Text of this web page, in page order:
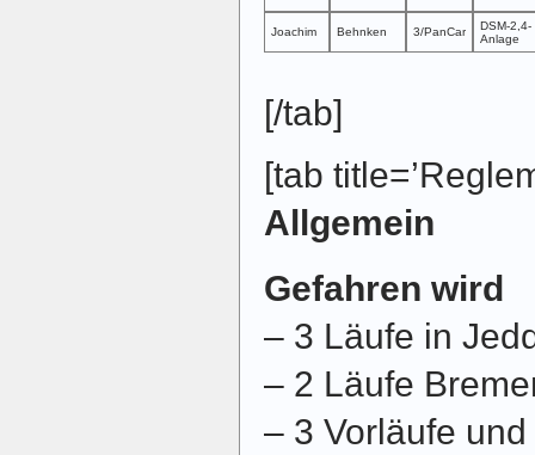
Joachim Behnken 3/PanCar
DSM-2,4-
Anlage
[/tab]
[tab
Allgemein
Gefahren wird
– 3 Läufe in
– 2 Läufe
– 3 Vorläufe